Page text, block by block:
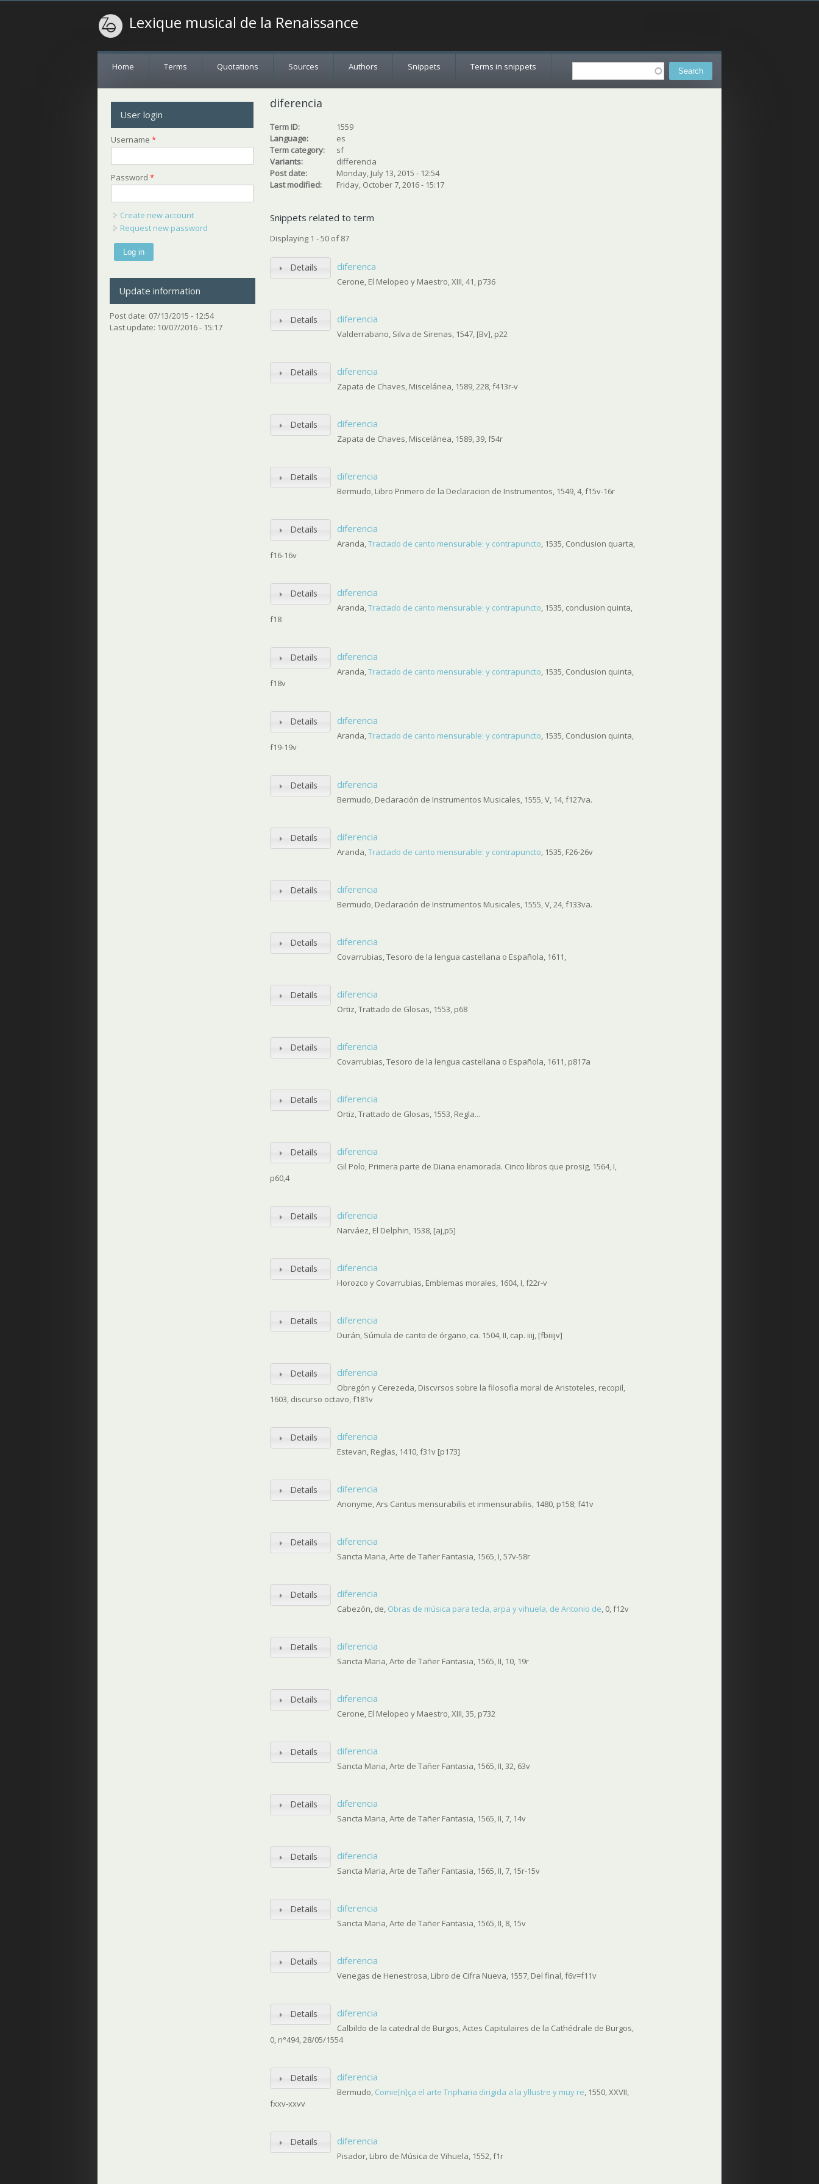
Lexique musical de la Renaissance
Search
Home Terms Quotations Sources Authors Snippets Terms in snippets
diferencia
Term ID:
1559
Language:
es
Term category:
sf
Variants:
differencia
Post date:
Monday, July 13, 2015 - 12:54
Last modified:
Friday, October 7, 2016 - 15:17
Snippets related to term
Displaying 1 - 50 of 87
Details diferenca
Cerone, El Melopeo y Maestro, XIII, 41, p736
Details diferencia
Valderrabano, Silva de Sirenas, 1547, [Bv], p22
Details diferencia
Zapata de Chaves, Miscelánea, 1589, 228, f413r-v
Details diferencia
Zapata de Chaves, Miscelánea, 1589, 39, f54r
Details diferencia
Bermudo, Libro Primero de la Declaracion de Instrumentos, 1549, 4, f15v-16r
Details diferencia
Aranda,Tractado de canto mensurable: y contrapuncto, 1535, Conclusion quarta,
f16-16v
Details diferencia
Aranda,Tractado de canto mensurable: y contrapuncto, 1535, conclusion quinta,
f18
Details diferencia
Aranda,Tractado de canto mensurable: y contrapuncto, 1535, Conclusion quinta,
f18v
Details diferencia
Aranda,Tractado de canto mensurable: y contrapuncto, 1535, Conclusion quinta,
f19-19v
Details diferencia
Bermudo, Declaración de Instrumentos Musicales, 1555, V, 14, f127va.
Details diferencia
Aranda,Tractado de canto mensurable: y contrapuncto, 1535, F26-26v
Details diferencia
Bermudo, Declaración de Instrumentos Musicales, 1555, V, 24, f133va.
Details diferencia
Covarrubias, Tesoro de la lengua castellana o Española, 1611,
Details diferencia
Ortiz, Trattado de Glosas, 1553, p68
Details diferencia
Covarrubias, Tesoro de la lengua castellana o Española, 1611, p817a
Details diferencia
Ortiz, Trattado de Glosas, 1553, Regla...
Details diferencia
Gil Polo, Primera parte de Diana enamorada. Cinco libros que prosig, 1564, I,
p60,4
Details diferencia
Narváez, El Delphin, 1538, [aj,p5]
Details diferencia
Horozco y Covarrubias, Emblemas morales, 1604, I, f22r-v
Details diferencia
Durán, Súmula de canto de órgano, ca. 1504, II, cap. iiij, [fbiiijv]
Details diferencia
Obregón y Cerezeda, Discvrsos sobre la filosofia moral de Aristoteles, recopil,
1603, discurso octavo, f181v
Details diferencia
Estevan, Reglas, 1410, f31v [p173]
Details diferencia
Anonyme, Ars Cantus mensurabilis et inmensurabilis, 1480, p158; f41v
Details diferencia
Sancta Maria, Arte de Tañer Fantasia, 1565, I, 57v-58r
Details diferencia
Cabezón, de, Obras de música para tecla, arpa y vihuela, de Antonio de, 0, f12v
Details diferencia
Sancta Maria, Arte de Tañer Fantasia, 1565, II, 10, 19r
Details diferencia
Cerone, El Melopeo y Maestro, XIII, 35, p732
Details diferencia
Sancta Maria, Arte de Tañer Fantasia, 1565, II, 32, 63v
Details diferencia
Sancta Maria, Arte de Tañer Fantasia, 1565, II, 7, 14v
Details diferencia
Sancta Maria, Arte de Tañer Fantasia, 1565, II, 7, 15r-15v
Details diferencia
Sancta Maria, Arte de Tañer Fantasia, 1565, II, 8, 15v
Details diferencia
Venegas de Henestrosa, Libro de Cifra Nueva, 1557, Del final, f6v=f11v
Details diferencia
Calbildo de la catedral de Burgos, Actes Capitulaires de la Cathédrale de Burgos,
0, n°494, 28/05/1554
Details diferencia
Bermudo, Comie[n]ça el arte Tripharia dirigida a la yllustre y muy re, 1550, XXVII,
fxxv-xxvv
Details diferencia
Pisador, Libro de Música de Vihuela, 1552, f1r
User login
Username*
Password*
Create new account
Request new password
Update information
Post date: 07/13/2015 - 12:54
Last update: 10/07/2016 - 15:17